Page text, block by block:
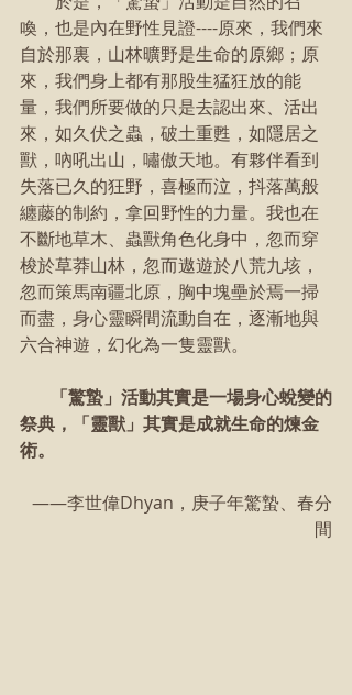
喚，也是內在野性見證----原來，我們來
自於那裏，山林曠野是生命的原鄉；原
來，我們身上都有那股生猛狂放的能
量，我們所要做的只是去認出來、活出
來，如久伏之蟲，破土重甦，如隱居之
獸，吶吼出山，嘯傲天地。有夥伴看到
失落已久的狂野，喜極而泣，抖落萬般
纏藤的制約，拿回野性的力量。我也在
不斷地草木、蟲獸角色化身中，忽而穿
梭於草莽山林，忽而遨遊於八荒九垓，
忽而策馬南疆北原，胸中塊壘於焉一掃
而盡，身心靈瞬間流動自在，逐漸地與
六合神遊，幻化為一隻靈獸。
  「驚蟄」活動其實是一場身心蛻變的
祭典，「靈獸」其實是成就生命的煉金
術。
間